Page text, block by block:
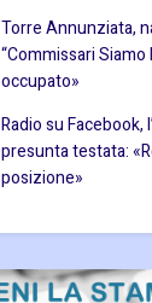
Torre Annunziata,
“Commissari
occupato»
Radio su Facebook,
presunta testata:
posizione»